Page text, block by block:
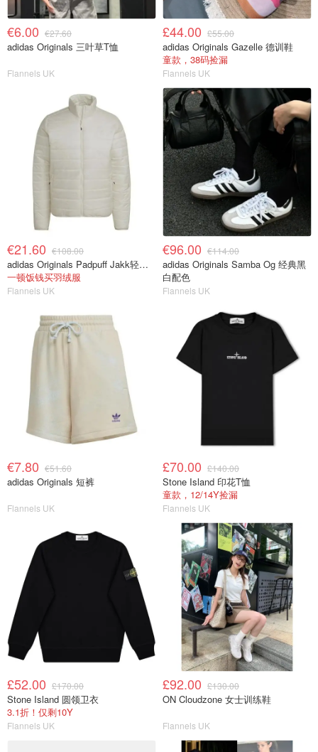
€6.00 €27.60
adidas Originals 三叶草T恤
Flannels UK
£44.00 £55.00
adidas Originals Gazelle 德训鞋
童款，38码捡漏
Flannels UK
€21.60 €108.00
adidas Originals Padpuff Jakk轻量羽绒
一顿饭钱买羽绒服
Flannels UK
€96.00 €114.00
adidas Originals Samba Og 经典黑
白配色
Flannels UK
€7.80 €51.60
adidas Originals 短裤
Flannels UK
£70.00 £140.00
Stone Island 印花T恤
童款，12/14Y捡漏
Flannels UK
£52.00 £170.00
Stone Island 圆领卫衣
3.1折！仅剩10Y
Flannels UK
£92.00 £130.00
ON Cloudzone 女士训练鞋
Flannels UK